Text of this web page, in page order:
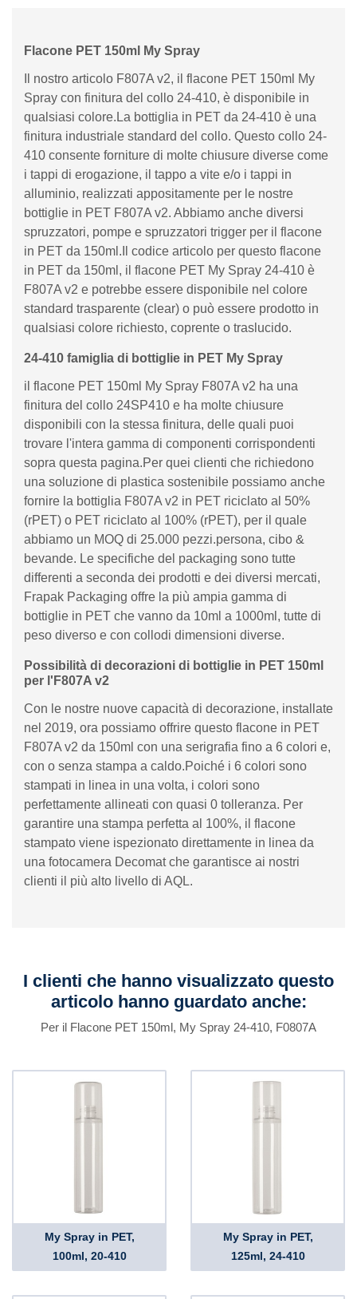
Flacone PET 150ml My Spray
Il nostro articolo F807A v2, il flacone PET 150ml My
Spray con finitura del collo 24-410, è disponibile in
qualsiasi colore.La bottiglia in PET da 24-410 è una
finitura industriale standard del collo. Questo collo 24-
410 consente forniture di molte chiusure diverse come
i tappi di erogazione, il tappo a vite e/o i tappi in
alluminio, realizzati appositamente per le nostre
bottiglie in PET F807A v2. Abbiamo anche diversi
spruzzatori, pompe e spruzzatori trigger per il flacone
in PET da 150ml.Il codice articolo per questo flacone
in PET da 150ml, il flacone PET My Spray 24-410 è
F807A v2 e potrebbe essere disponibile nel colore
standard trasparente (clear) o può essere prodotto in
qualsiasi colore richiesto, coprente o traslucido.
24-410 famiglia di bottiglie in PET My Spray
il flacone PET 150ml My Spray F807A v2 ha una
finitura del collo 24SP410 e ha molte chiusure
disponibili con la stessa finitura, delle quali puoi
trovare l'intera gamma di componenti corrispondenti
sopra questa pagina.Per quei clienti che richiedono
una soluzione di plastica sostenibile possiamo anche
fornire la bottiglia F807A v2 in PET riciclato al 50%
(rPET) o PET riciclato al 100% (rPET), per il quale
abbiamo un MOQ di 25.000 pezzi.persona, cibo &
bevande. Le specifiche del packaging sono tutte
differenti a seconda dei prodotti e dei diversi mercati,
Frapak Packaging offre la più ampia gamma di
bottiglie in PET che vanno da 10ml a 1000ml, tutte di
peso diverso e con collodi dimensioni diverse.
Possibilità di decorazioni di bottiglie in PET 150ml
per l'F807A v2
Con le nostre nuove capacità di decorazione, installate
nel 2019, ora possiamo offrire questo flacone in PET
F807A v2 da 150ml con una serigrafia fino a 6 colori e,
con o senza stampa a caldo.Poiché i 6 colori sono
stampati in linea in una volta, i colori sono
perfettamente allineati con quasi 0 tolleranza. Per
garantire una stampa perfetta al 100%, il flacone
stampato viene ispezionato direttamente in linea da
una fotocamera Decomat che garantisce ai nostri
clienti il ​​più alto livello di AQL.
I clienti che hanno visualizzato questo
articolo hanno guardato anche:
Per il Flacone PET 150ml, My Spray 24-410, F0807A
My Spray in PET,
100ml, 20-410
My Spray in PET,
125ml, 24-410